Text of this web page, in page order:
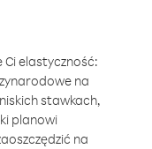
elastyczność:
na
stawkach,
planowi
na